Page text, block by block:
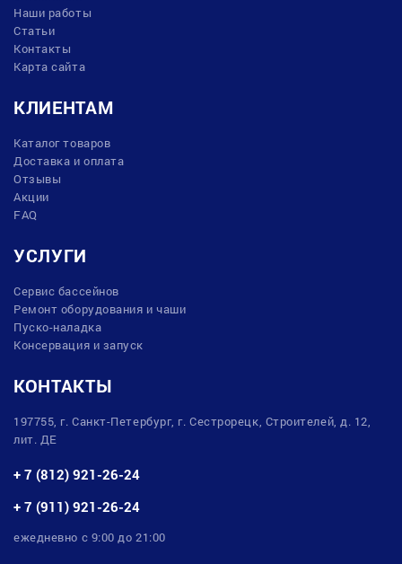
Наши работы
Статьи
Контакты
Карта сайта
КЛИЕНТАМ
Каталог товаров
Доставка и оплата
Отзывы
Акции
FAQ
УСЛУГИ
Сервис бассейнов
Ремонт оборудования и чаши
Пуско-наладка
Консервация и запуск
КОНТАКТЫ
197755, г. Санкт-Петербург, г. Сестрорецк, Строителей, д. 12,
лит. ДЕ
+ 7 (812) 921-26-24
+ 7 (911) 921-26-24
ежедневно с 9:00 до 21:00